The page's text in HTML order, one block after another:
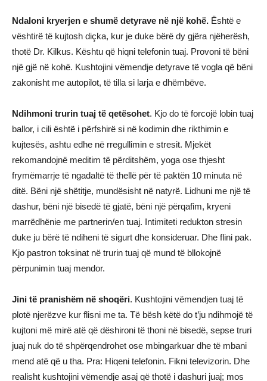
Ndaloni kryerjen e shumë detyrave në një kohë. Është e
vështirë të kujtosh diçka, kur je duke bërë dy gjëra njëherësh,
thotë Dr. Kilkus. Kështu që hiqni telefonin tuaj. Provoni të bëni
një gjë në kohë. Kushtojini vëmendje detyrave të vogla që bëni
zakonisht me autopilot, të tilla si larja e dhëmbëve.
Ndihmoni trurin tuaj të qetësohet. Kjo do të forcojë lobin tuaj
ballor, i cili është i përfshirë si në kodimin dhe rikthimin e
kujtesës, ashtu edhe në rregullimin e stresit. Mjekët
rekomandojnë meditim të përditshëm, yoga ose thjesht
frymëmarrje të ngadaltë të thellë për të paktën 10 minuta në
ditë. Bëni një shëtitje, mundësisht në natyrë. Lidhuni me një të
dashur, bëni një bisedë të gjatë, bëni një përqafim, kryeni
marrëdhënie me partnerin/en tuaj. Intimiteti redukton stresin
duke ju bërë të ndiheni të sigurt dhe konsideruar. Dhe flini pak.
Kjo pastron toksinat në trurin tuaj që mund të bllokojnë
përpunimin tuaj mendor.
Jini të pranishëm në shoqëri. Kushtojini vëmendjen tuaj të
plotë njerëzve kur flisni me ta. Të bësh këtë do t’ju ndihmojë të
kujtoni më mirë atë që dëshironi të thoni në bisedë, sepse truri
juaj nuk do të shpërqendrohet ose mbingarkuar dhe të mbani
mend atë që u tha. Pra: Hiqeni telefonin. Fikni televizorin. Dhe
realisht kushtojini vëmendje asaj që thotë i dashuri juaj; mos